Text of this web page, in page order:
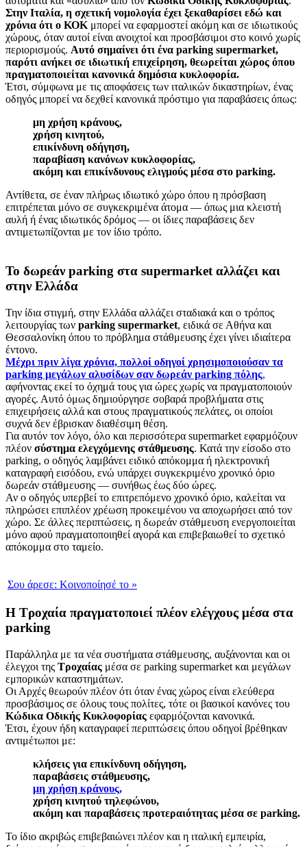
Στην Ιταλία, η σχετική νομολογία έχει ξεκαθαρίσει εδώ και
χρόνια ότι ο ΚΟΚ μπορεί να εφαρμοστεί ακόμη και σε ιδιωτικούς
χώρους, όταν αυτοί είναι ανοιχτοί και προσβάσιμοι στο κοινό χωρίς
περιορισμούς. Αυτό σημαίνει ότι ένα parking supermarket,
παρότι ανήκει σε ιδιωτική επιχείρηση, θεωρείται χώρος όπου
πραγματοποιείται κανονικά δημόσια κυκλοφορία.
Έτσι, σύμφωνα με τις αποφάσεις των ιταλικών δικαστηρίων, ένας
οδηγός μπορεί να δεχθεί κανονικά πρόστιμο για παραβάσεις όπως:
μη χρήση κράνους,
χρήση κινητού,
επικίνδυνη οδήγηση,
παραβίαση κανόνων κυκλοφορίας,
ακόμη και επικίνδυνους ελιγμούς μέσα στο parking.
Αντίθετα, σε έναν πλήρως ιδιωτικό χώρο όπου η πρόσβαση
επιτρέπεται μόνο σε συγκεκριμένα άτομα — όπως μια κλειστή
αυλή ή ένας ιδιωτικός δρόμος — οι ίδιες παραβάσεις δεν
αντιμετωπίζονται με τον ίδιο τρόπο.
Το δωρεάν parking στα supermarket αλλάζει και
στην Ελλάδα
Την ίδια στιγμή, στην Ελλάδα αλλάζει σταδιακά και ο τρόπος
λειτουργίας των parking supermarket, ειδικά σε Αθήνα και
Θεσσαλονίκη όπου το πρόβλημα στάθμευσης έχει γίνει ιδιαίτερα
έντονο.
Μέχρι πριν λίγα χρόνια, πολλοί οδηγοί χρησιμοποιούσαν τα
parking μεγάλων αλυσίδων σαν δωρεάν parking πόλης,
αφήνοντας εκεί το όχημά τους για ώρες χωρίς να πραγματοποιούν
αγορές. Αυτό όμως δημιούργησε σοβαρά προβλήματα στις
επιχειρήσεις αλλά και στους πραγματικούς πελάτες, οι οποίοι
συχνά δεν έβρισκαν διαθέσιμη θέση.
Για αυτόν τον λόγο, όλο και περισσότερα supermarket εφαρμόζουν
πλέον σύστημα ελεγχόμενης στάθμευσης. Κατά την είσοδο στο
parking, ο οδηγός λαμβάνει ειδικό απόκομμα ή ηλεκτρονική
καταγραφή εισόδου, ενώ υπάρχει συγκεκριμένο χρονικό όριο
δωρεάν στάθμευσης — συνήθως έως δύο ώρες.
Αν ο οδηγός υπερβεί το επιτρεπόμενο χρονικό όριο, καλείται να
πληρώσει επιπλέον χρέωση προκειμένου να αποχωρήσει από τον
χώρο. Σε άλλες περιπτώσεις, η δωρεάν στάθμευση ενεργοποιείται
μόνο αφού πραγματοποιηθεί αγορά και επιβεβαιωθεί το σχετικό
απόκομμα στο ταμείο.
Σου άρεσε: Κοινοποίησέ το »
Η Τροχαία πραγματοποιεί πλέον ελέγχους μέσα στα
parking
Παράλληλα με τα νέα συστήματα στάθμευσης, αυξάνονται και οι
έλεγχοι της Τροχαίας μέσα σε parking supermarket και μεγάλων
εμπορικών καταστημάτων.
Οι Αρχές θεωρούν πλέον ότι όταν ένας χώρος είναι ελεύθερα
προσβάσιμος σε όλους τους πολίτες, τότε οι βασικοί κανόνες του
Κώδικα Οδικής Κυκλοφορίας εφαρμόζονται κανονικά.
Έτσι, έχουν ήδη καταγραφεί περιπτώσεις όπου οδηγοί βρέθηκαν
αντιμέτωποι με:
κλήσεις για επικίνδυνη οδήγηση,
παραβάσεις στάθμευσης,
μη χρήση κράνους,
χρήση κινητού τηλεφώνου,
ακόμη και παραβάσεις προτεραιότητας μέσα σε parking.
Το ίδιο ακριβώς επιβεβαιώνει πλέον και η ιταλική εμπειρία,